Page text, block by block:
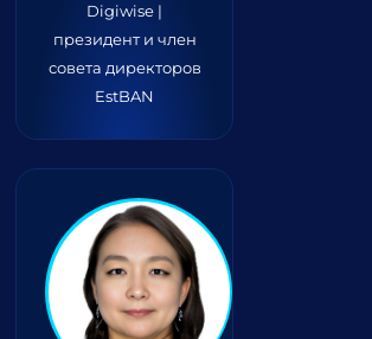
Digiwise |
президент и член
совета директоров
EstBAN